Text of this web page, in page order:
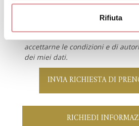
Rifiuta
accettarne le condizioni e di
dei miei dati.
INVIA RICHIESTA DI
RICHIEDI